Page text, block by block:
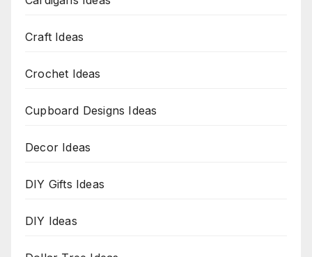
Craft Ideas
Crochet Ideas
Cupboard Designs Ideas
Decor Ideas
DIY Gifts Ideas
DIY Ideas